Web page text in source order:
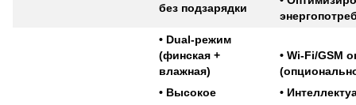
без подзарядки
• Dual-режим
(финская +
влажная)
• Высокое
• Wi-Fi/GSM
•